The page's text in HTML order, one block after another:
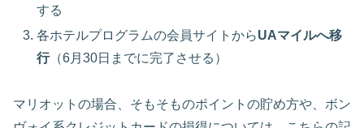
する
各ホテルプログラムの会員サイトからUAマイルへ移
行（6月30日までに完了させる）
マリオットの場合、そもそものポイントの貯め方や、ボン